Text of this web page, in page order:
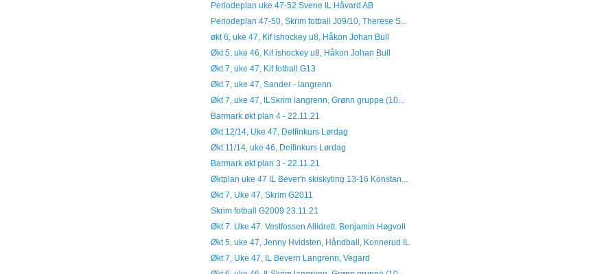
Periodeplan uke 47-52 Svene IL Håvard AB
Periodeplan 47-50, Skrim fotball J09/10, Therese S...
økt 6, uke 47, Kif ishockey u8, Håkon Johan Bull
Økt 5, uke 46, Kif ishockey u8, Håkon Johan Bull
Økt 7, uke 47, Kif fotball G13
Økt 7, uke 47, Sander - langrenn
Økt 7, uke 47, ILSkrim langrenn, Grønn gruppe (10...
Barmark økt plan 4 - 22.11.21
Økt 12/14, Uke 47, Delfinkurs Lørdag
Økt 11/14, uke 46, Delfinkurs Lørdag
Barmark økt plan 3 - 22.11.21
Øktplan uke 47 IL Bever'n skiskyting 13-16 Konstan...
Økt 7, Uke 47, Skrim G2011
Skrim fotball G2009 23.11.21
Økt 7. Uke 47. Vestfossen Allidrett. Benjamin Høgvoll
Økt 5, uke 47, Jenny Hvidsten, Håndball, Konnerud IL
Økt 7, Uke 47, IL Bevern Langrenn, Vegard